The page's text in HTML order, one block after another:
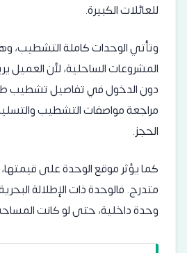
للعائلات الكبيرة.
وتأتي الوحدات كاملة التشطيب،
المشروعات الساحلية، لأن العميل
دون الدخول في تفاصيل تشطيب
مراجعة مواصفات التشطيب
الحجز.
كما يؤثر موقع الوحدة على
متدرج. فالوحدة ذات الإطلالة
وحدة داخلية، حتى لو كانت